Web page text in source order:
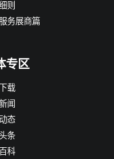
则
务展商篇
专区
载
闻
态
条
科